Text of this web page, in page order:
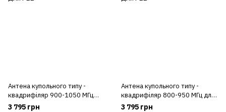
Антена купольного типу -
квадрифіляр 900-1050 МГц
для РЕБ
3 795 грн
Антена купольного типу -
квадрифіляр 800-950 МГц для
РЕБ
3 795 грн